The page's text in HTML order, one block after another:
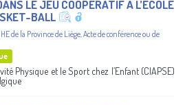
LE JEU COOPÉRATIF À L’ÉCOLE
BALL
HE de la Province de Liège,Acte de conférence ou de
Physique et le Sport chez l’Enfant (CIAPSE)